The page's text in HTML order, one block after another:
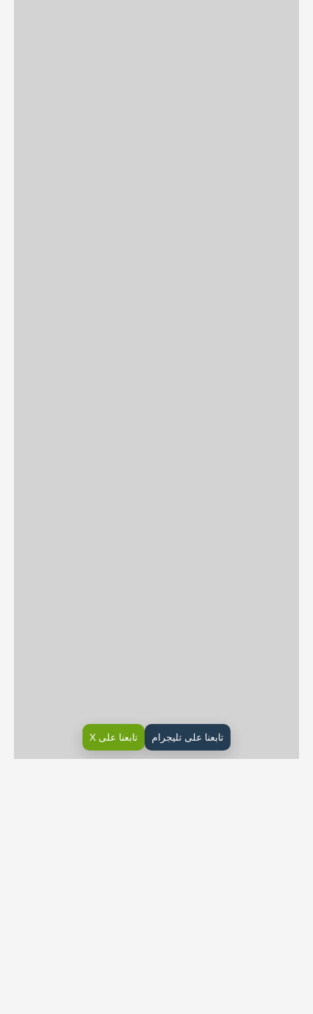
تابعنا على تليجرام تابعنا على X